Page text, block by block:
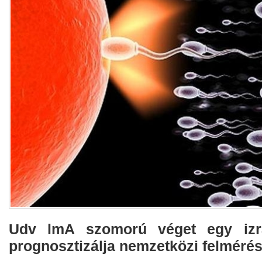
Udv lmA szomorú véget egy
prognosztizálja nemzetközi